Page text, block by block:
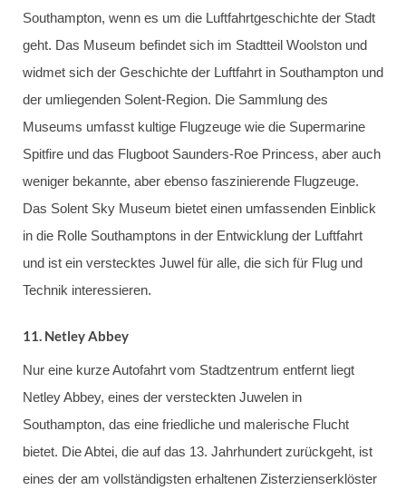
Southampton, wenn es um die Luftfahrtgeschichte der Stadt
geht. Das Museum befindet sich im Stadtteil Woolston und
widmet sich der Geschichte der Luftfahrt in Southampton und
der umliegenden Solent-Region. Die Sammlung des
Museums umfasst kultige Flugzeuge wie die Supermarine
Spitfire und das Flugboot Saunders-Roe Princess, aber auch
weniger bekannte, aber ebenso faszinierende Flugzeuge.
Das Solent Sky Museum bietet einen umfassenden Einblick
in die Rolle Southamptons in der Entwicklung der Luftfahrt
und ist ein verstecktes Juwel für alle, die sich für Flug und
Technik interessieren.
11. Netley Abbey
Nur eine kurze Autofahrt vom Stadtzentrum entfernt liegt
Netley Abbey, eines der versteckten Juwelen in
Southampton, das eine friedliche und malerische Flucht
bietet. Die Abtei, die auf das 13. Jahrhundert zurückgeht, ist
eines der am vollständigsten erhaltenen Zisterzienserklöster